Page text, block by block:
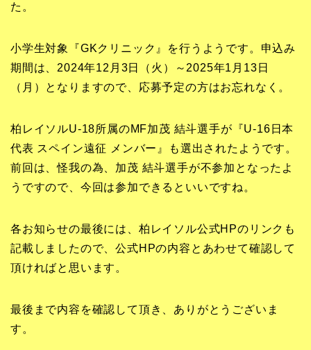
た。
小学生対象『GKクリニック』を行うようです。申込み
期間は、2024年12月3日（火）～2025年1月13日
（月）となりますので、応募予定の方はお忘れなく。
柏レイソルU-18所属のMF加茂 結斗選手が『U-16日本
代表 スペイン遠征 メンバー』も選出されたようです。
前回は、怪我の為、加茂 結斗選手が不参加となったよ
うですので、今回は参加できるといいですね。
各お知らせの最後には、柏レイソル公式HPのリンクも
記載しましたので、公式HPの内容とあわせて確認して
頂ければと思います。
最後まで内容を確認して頂き、ありがとうございま
す。